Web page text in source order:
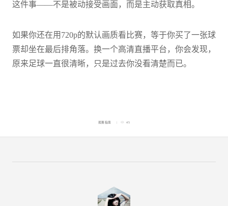
这件事——不是被动接受画面，而是主动获取真相。
如果你还在用720p的默认画质看比赛，等于你买了一张球
票却坐在最后排角落。换一个高清直播平台，你会发现，
原来足球一直很清晰，只是过去你没看清楚而已。
观赛指南 45